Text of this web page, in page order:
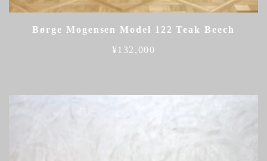
Børge Mogensen Model 122 Teak Beech
¥132,000